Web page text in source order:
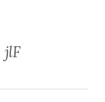
jlF